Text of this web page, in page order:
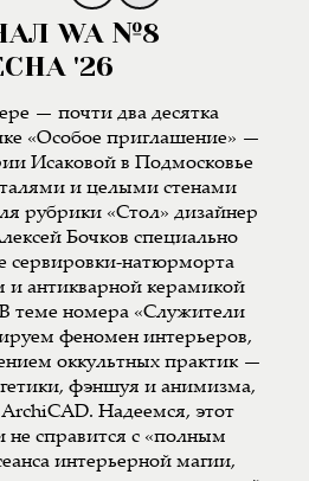
WA №8
'26
— почти два десятка
«Особое приглашение» —
Исаковой в Подмосковье
и целыми стенами
рубрики «Стол» дизайнер
Бочков специально
сервировки-натюрморта
и антикварной керамикой
В теме номера «Служители
феномен интерьеров,
оккультных практик —
фэншуя и анимизма,
Надеемся, этот
не справится с «полным
интерьерной магии,